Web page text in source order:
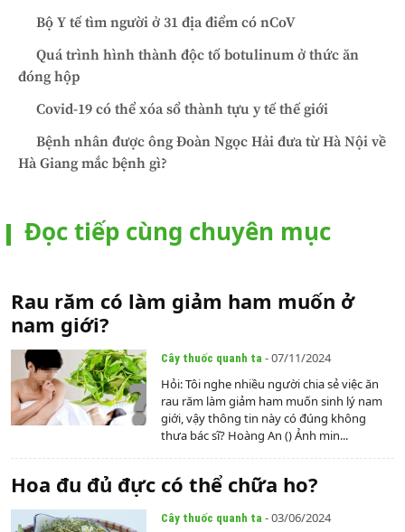
Bộ Y tế tìm người ở 31 địa điểm có nCoV
Quá trình hình thành độc tố botulinum ở thức ăn
đóng hộp
Covid-19 có thể xóa sổ thành tựu y tế thế giới
Bệnh nhân được ông Đoàn Ngọc Hải đưa từ Hà Nội về
Hà Giang mắc bệnh gì?
Đọc tiếp cùng chuyên mục
Rau răm có làm giảm ham muốn ở
nam giới?
Cây thuốc quanh ta - 07/11/2024
Hỏi: Tôi nghe nhiều người chia sẻ việc ăn
rau răm làm giảm ham muốn sinh lý nam
giới, vậy thông tin này có đúng không
thưa bác sĩ? Hoàng An () Ảnh min...
Hoa đu đủ đực có thể chữa ho?
Cây thuốc quanh ta - 03/06/2024